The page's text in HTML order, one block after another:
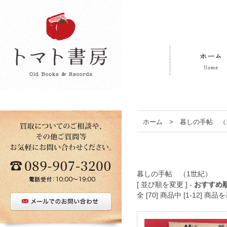
ホーム > 暮しの手帖 （
暮しの手帖 （1世紀）
[ 並び順を変更 ] - おすすめ
全 [70] 商品中 [1-12] 商品